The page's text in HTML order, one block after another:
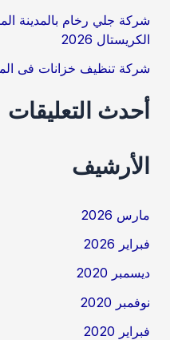
شركة جلي رخام بالمدينة
الكريستال 2026
شركة تنظيف خزانات فى
أحدث التعليقات
الأرشيف
مارس 2026
فبراير 2026
ديسمبر 2020
نوفمبر 2020
فبراير 2020